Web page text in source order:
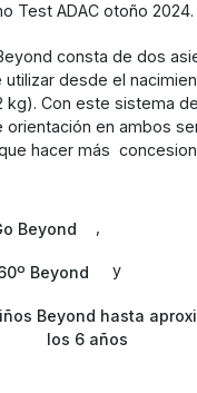
Test ADAC otoño 2024.
consta de dos
desde el
kg). Con este sistema
orientación en ambos
hacer más
Beyond ,
Beyond y
Beyond hasta
los 6 años